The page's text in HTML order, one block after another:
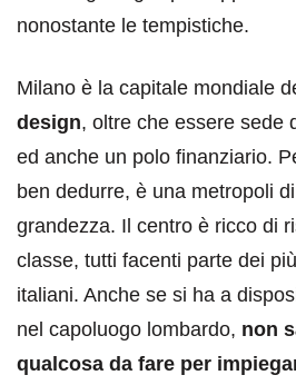
nonostante le tempistiche.
Milano è la capitale mondiale
design, oltre che essere sede
ed anche un polo finanziario.
ben dedurre, è una metropoli
grandezza. Il centro è ricco di
classe, tutti facenti parte dei
italiani. Anche se si ha a
nel capoluogo lombardo, non
qualcosa da fare per